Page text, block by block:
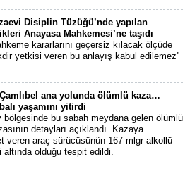
Disiplin Tüzüğü’nde yapılan
Anayasa Mahkemesi’ne taşıdı
kararlarını geçersiz kılacak ölçüde
yetkisi veren bu anlayış kabul edilemez''
ana yolunda ölümlü kaza…
yaşamını yitirdi
bölgesinde bu sabah meydana gelen ölümlü
detayları açıklandı. Kazaya
veren araç sürücüsünün 167 mlgr alkollü
olduğu tespit edildi.